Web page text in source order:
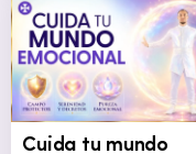
Cuida tu mundo